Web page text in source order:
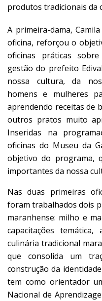
produtos tradicionais da
A primeira-dama,
oficina, reforçou o
oficinas práticas
gestão do prefeito
nossa cultura, da
homens e mulheres
aprendendo receitas de
outros pratos muito
Inseridas na
oficinas do Museu da
objetivo do programa,
importantes da nossa
Nas duas primeiras
foram trabalhados dois
maranhense: milho e
capacitações
culinária tradicional
que consolida um
construção da
tem como orientador
Nacional de